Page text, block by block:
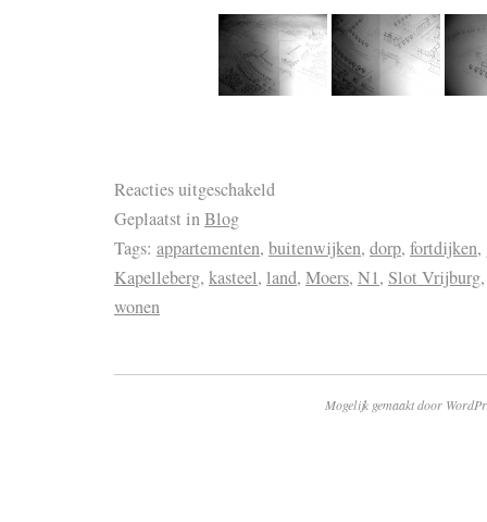
Reacties uitgeschakeld
Geplaatst inBlog
Tags: appartementen, buitenwijken, dorp, fortdijken,
Kapelleberg, kasteel, land, Moers, N1, Slot Vrijburg
wonen
Mogelijk gemaakt door